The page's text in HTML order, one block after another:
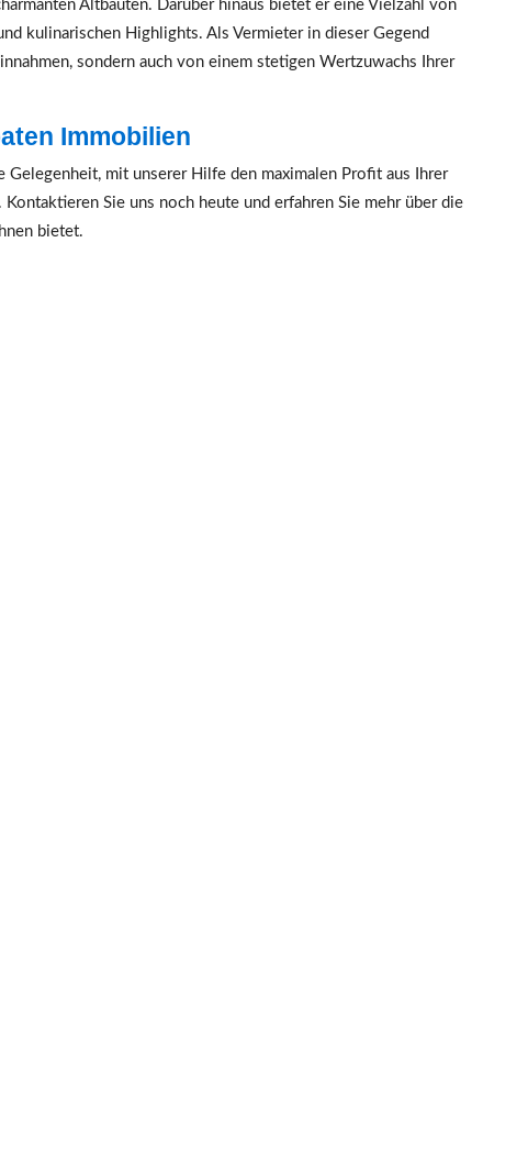
Altbauten. Darüber hinaus bietet er eine Vielzahl von
kulinarischen Highlights. Als Vermieter in dieser Gegend
sondern auch von einem stetigen Wertzuwachs Ihrer
Immobilien
Gelegenheit, mit unserer Hilfe den maximalen Profit aus Ihrer
Sie uns noch heute und erfahren Sie mehr über die
bietet.